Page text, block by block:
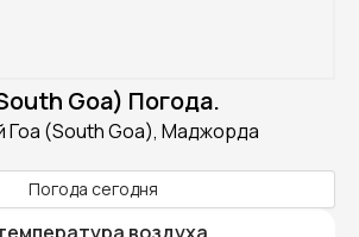
Goa) Погода.
(South Goa), Маджорда
Погода сегодня